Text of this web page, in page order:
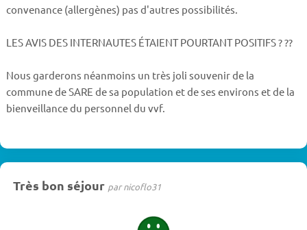
convenance (allergènes) pas d'autres possibilités.
LES AVIS DES INTERNAUTES ÉTAIENT POURTANT POSITIFS ? ??
Nous garderons néanmoins un très joli souvenir de la
commune de SARE de sa population et de ses environs et de la
bienveillance du personnel du vvf.
Très bon séjour par nicoflo31